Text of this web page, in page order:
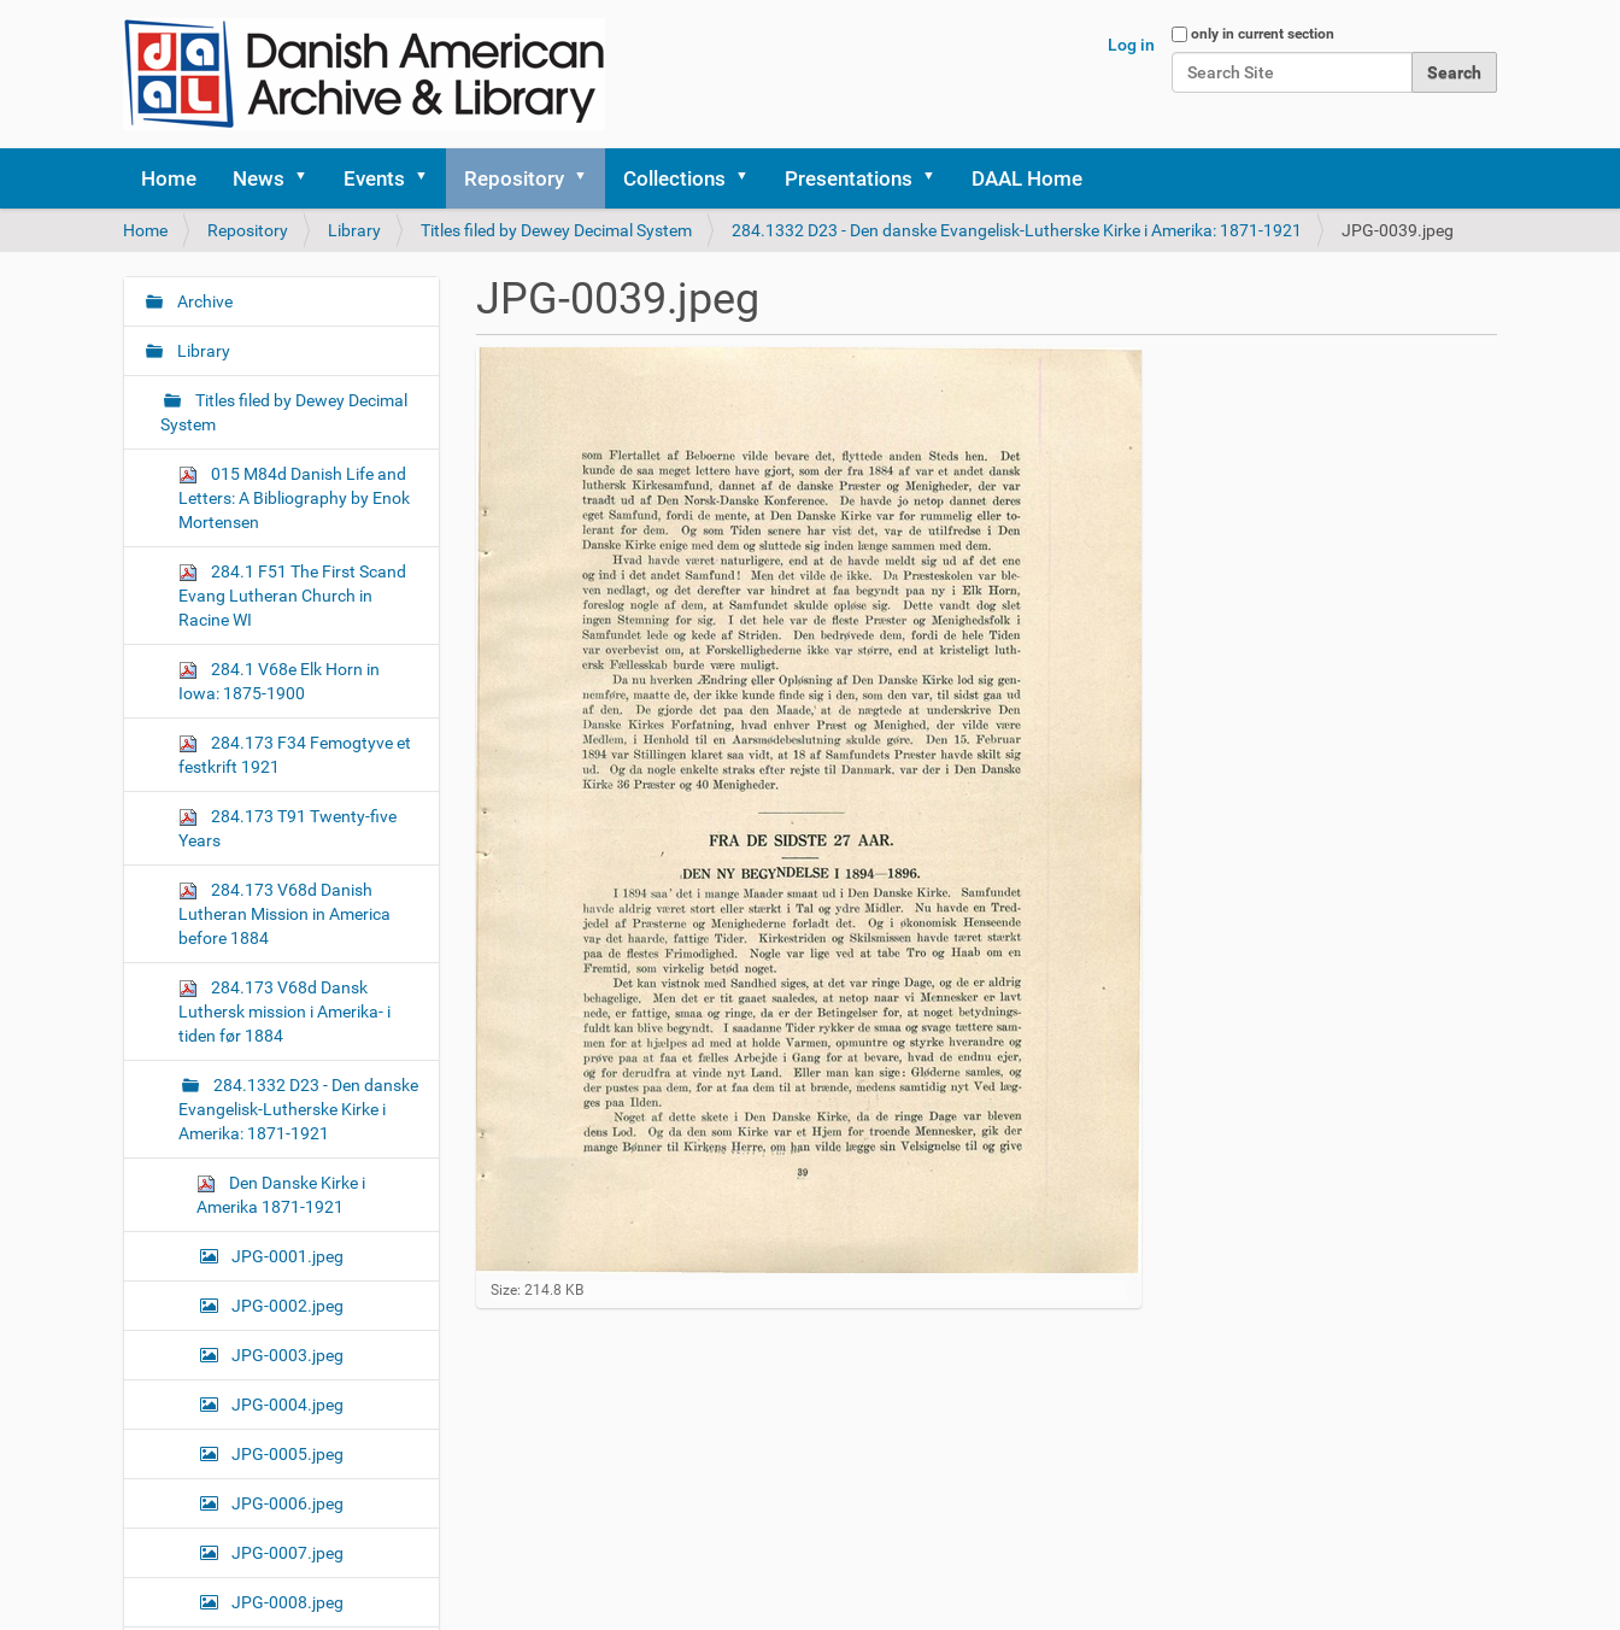
Search Site
only in current section
Log in
Home News Events Repository Collections Presentations DAAL Home
Y
u
r
h
e
Home Repository Library Titles filed by Dewey Decimal System 284.1332 D23 - Den danske Evangelisk-Lutherske Kirke i Amerika: 1871-1921 JPG-0039.jpeg
JPG-0039.jpeg
C
l
Size: 214.8 KB
N
a
o
Archive
Library
Titles filed by Dewey Decimal
System
015 M84d Danish Life and
Letters: A Bibliography by Enok
Mortensen
284.1 F51 The First Scand
Evang Lutheran Church in
Racine WI
284.1 V68e Elk Horn in
Iowa: 1875-1900
284.173 F34 Femogtyve et
festkrift 1921
284.173 T91 Twenty-five
Years
284.173 V68d Danish
Lutheran Mission in America
before 1884
284.173 V68d Dansk
Luthersk mission i Amerika- i
tiden før 1884
284.1332 D23 - Den danske
Evangelisk-Lutherske Kirke i
Amerika: 1871-1921
Den Danske Kirke i
Amerika 1871-1921
JPG-0001.jpeg
JPG-0002.jpeg
JPG-0003.jpeg
JPG-0004.jpeg
JPG-0005.jpeg
JPG-0006.jpeg
JPG-0007.jpeg
JPG-0008.jpeg